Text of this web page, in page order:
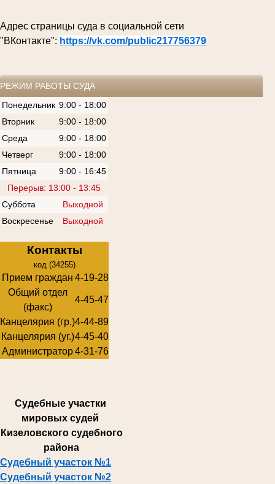
Адрес страницы суда в социальной сети
"ВКонтакте": https://vk.com/public217756379
РЕЖИМ РАБОТЫ СУДА
Понедельник 9:00 - 18:00
Вторник
9:00 - 18:00
Среда
9:00 - 18:00
Четверг
9:00 - 18:00
Пятница
9:00 - 16:45
Перерыв: 13:00 - 13:45
Суббота
Выходной
Воскресенье
Выходной
Контакты
код (34255)
Прием граждан 4-19-28
Общий отдел
(факс)
4-45-47
Канцелярия (гр.)4-44-89
Канцелярия (уг.)4-45-40
Администратор4-31-76
Судебные участки
мировых судей
Кизеловского судебного
района
Судебный участок №1
Судебный участок №2